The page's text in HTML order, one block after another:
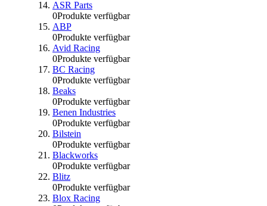
ASR Parts
0Produkte verfügbar
ABP
0Produkte verfügbar
Avid Racing
0Produkte verfügbar
BC Racing
0Produkte verfügbar
Beaks
0Produkte verfügbar
Benen Industries
0Produkte verfügbar
Bilstein
0Produkte verfügbar
Blackworks
0Produkte verfügbar
Blitz
0Produkte verfügbar
Blox Racing